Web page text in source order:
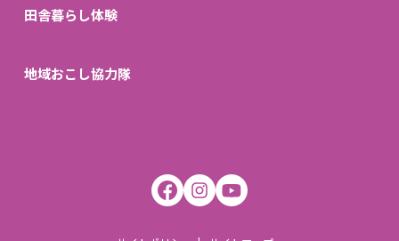
田舎暮らし体験
地域おこし協力隊